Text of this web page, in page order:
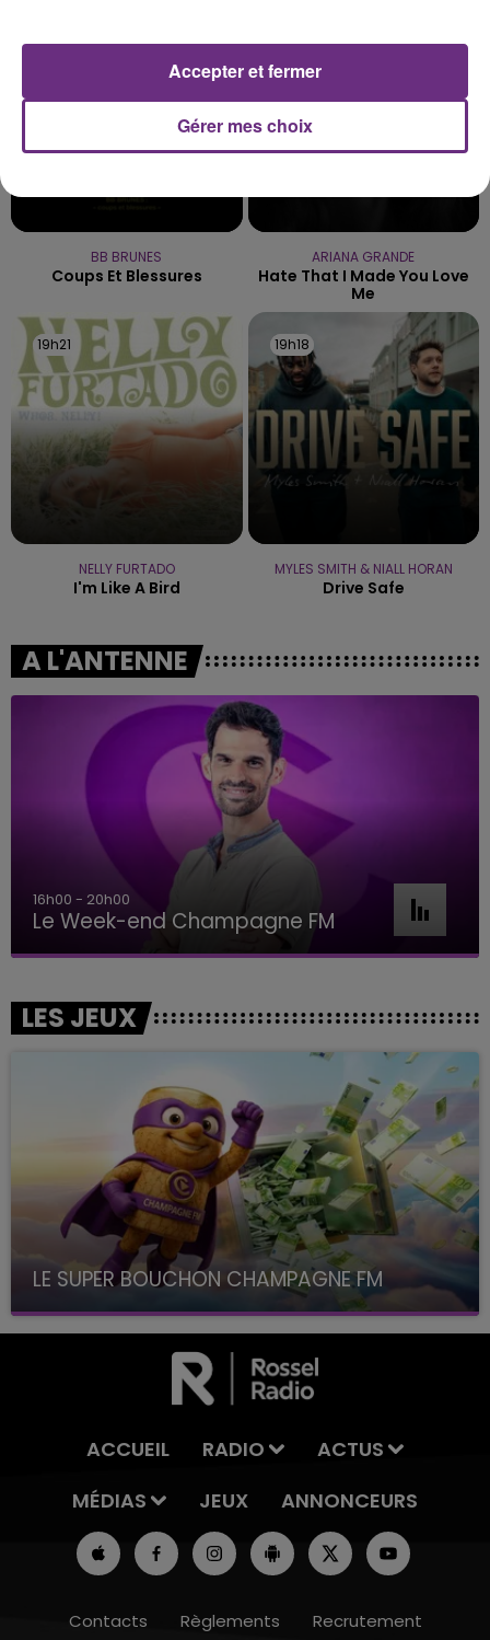
BB BRUNES
Coups Et Blessures
ARIANA GRANDE
Hate That I Made You Love
Me
19h21
19h21
NELLY FURTADO
I'm Like A Bird
19h18
19h18
MYLES SMITH & NIALL HORAN
Drive Safe
A L'ANTENNE
16h00 - 20h00
Le Week-end Champagne FM
LES JEUX
LE SUPER BOUCHON CHAMPAGNE FM
avec La Famille Champagne FM, à 8H10
ACCUEIL RADIO
ACTUS
MÉDIAS
JEUX ANNONCEURS
Contacts Règlements Recrutement
Gérer mes choix
Accepter et fermer